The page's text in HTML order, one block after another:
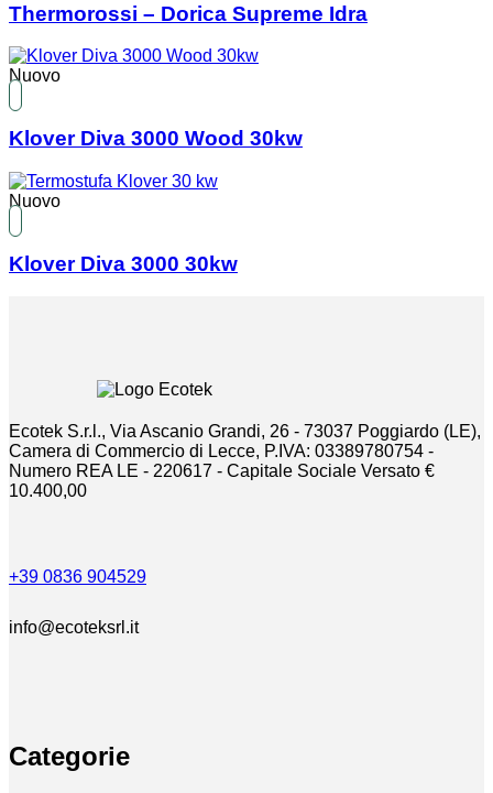
Thermorossi – Dorica Supreme Idra
Nuovo
Klover Diva 3000 Wood 30kw
Nuovo
Klover Diva 3000 30kw
Ecotek S.r.l., Via Ascanio Grandi, 26 - 73037 Poggiardo (LE),
Camera di Commercio di Lecce, P.IVA: 03389780754 -
Numero REA LE - 220617 - Capitale Sociale Versato €
10.400,00
+39 0836 904529
info@ecoteksrl.it
Categorie